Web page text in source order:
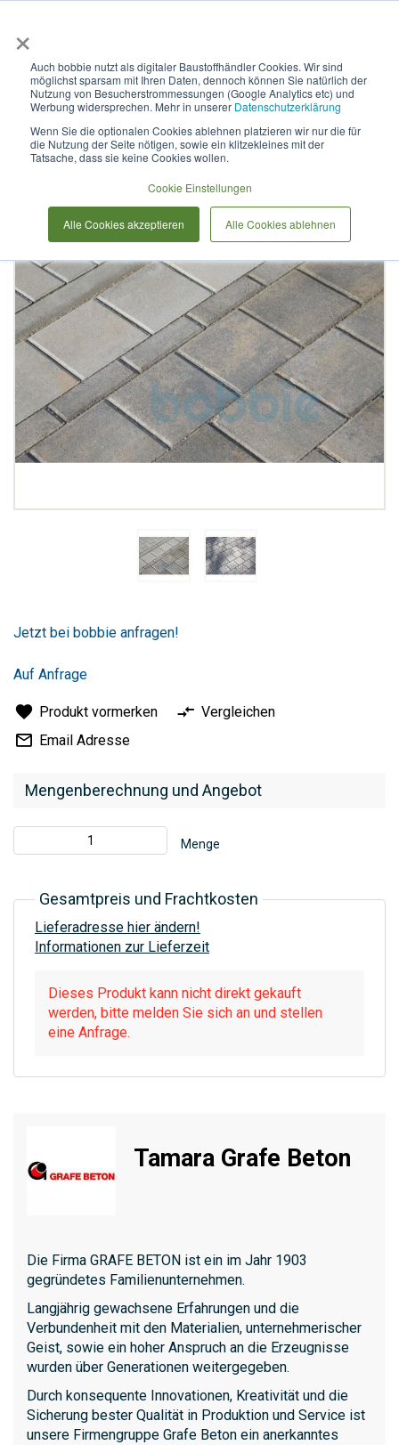
×
Auch bobbie nutzt als digitaler Baustoffhändler Cookies. Wir sind
möglichst sparsam mit Ihren Daten, dennoch können Sie natürlich der
Nutzung von Besucherstrommessungen (Google Analytics etc) und
Werbung widersprechen. Mehr in unserer Datenschutzerklärung
Wenn Sie die optionalen Cookies ablehnen platzieren wir nur die für
die Nutzung der Seite nötigen, sowie ein klitzekleines mit der
Tatsache, dass sie keine Cookies wollen.
Cookie Einstellungen
Alle Cookies akzeptieren Alle Cookies ablehnen
Pflasterstein Bastei Mini
Zum
Ende
Bildergalerie
springen
der
springen
Mengenberechnung und Angebot
Menge
Gesamtpreis und Frachtkosten
Lieferadresse hier ändern!
Informationen zur Lieferzeit
Dieses Produkt kann nicht direkt gekauft
werden, bitte melden Sie sich an und stellen
eine Anfrage.
Tamara Grafe Beton
Die Firma GRAFE BETON ist ein im Jahr 1903
gegründetes Familienunternehmen.
Langjährig gewachsene Erfahrungen und die
Verbundenheit mit den Materialien, unternehmerischer
Geist, sowie ein hoher Anspruch an die Erzeugnisse
wurden über Generationen weitergegeben.
Durch konsequente Innovationen, Kreativität und die
Sicherung bester Qualität in Produktion und Service ist
unsere Firmengruppe Grafe Beton ein anerkanntes
Jetzt bei bobbie anfragen!
Auf Anfrage
Produkt vormerken
Vergleichen
Email Adresse